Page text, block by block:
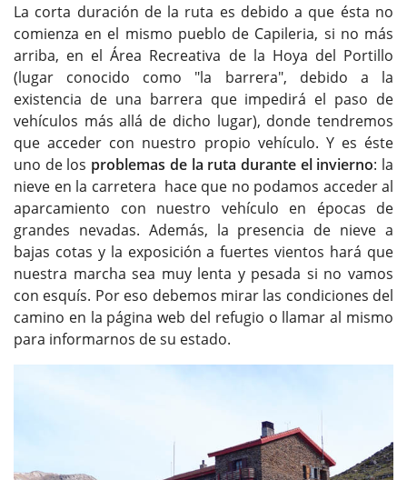
La corta duración de la ruta es debido a que ésta no
comienza en el mismo pueblo de Capileria, si no más
arriba, en el Área Recreativa de la Hoya del Portillo
(lugar conocido como "la barrera", debido a la
existencia de una barrera que impedirá el paso de
vehículos más allá de dicho lugar), donde tendremos
que acceder con nuestro propio vehículo. Y es éste
uno de los problemas de la ruta durante el invierno: la
nieve en la carretera hace que no podamos acceder al
aparcamiento con nuestro vehículo en épocas de
grandes nevadas. Además, la presencia de nieve a
bajas cotas y la exposición a fuertes vientos hará que
nuestra marcha sea muy lenta y pesada si no vamos
con esquís. Por eso debemos mirar las condiciones del
camino en la página web del refugio o llamar al mismo
para informarnos de su estado.